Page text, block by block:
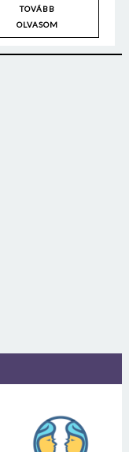
TOVÁBB
OLVASOM